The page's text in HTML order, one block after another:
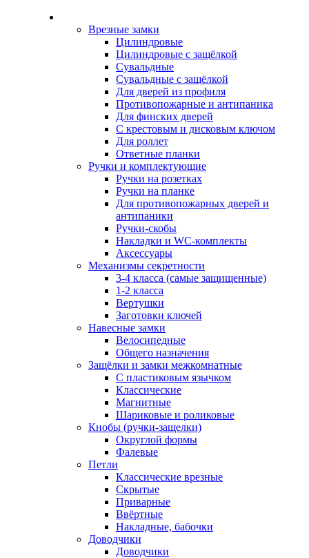
Врезные замки
Цилиндровые
Цилиндровые с защёлкой
Сувальдные
Сувальдные с защёлкой
Для дверей из профиля
Противопожарные и антипаника
Для финских дверей
С крестовым и дисковым ключом
Для роллет
Ответные планки
Ручки и комплектующие
Ручки на розетках
Ручки на планке
Для противопожарных дверей и
антипаники
Ручки-скобы
Накладки и WC-комплекты
Аксессуары
Механизмы секретности
3-4 класса (самые защищенные)
1-2 класса
Вертушки
Заготовки ключей
Навесные замки
Велосипедные
Общего назначения
Защёлки и замки межкомнатные
С пластиковым язычком
Классические
Магнитные
Шариковые и роликовые
Кнобы (ручки-защелки)
Округлой формы
Фалевые
Петли
Классические врезные
Скрытые
Приварные
Ввёртные
Накладные, бабочки
Доводчики
Доводчики